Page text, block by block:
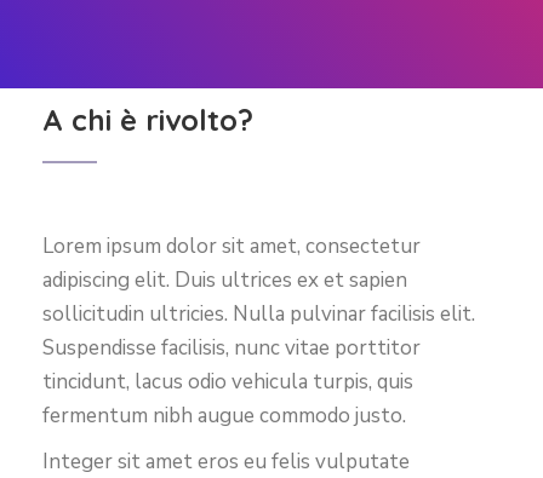
A chi è rivolto?
Lorem ipsum dolor sit amet, consectetur
adipiscing elit. Duis ultrices ex et sapien
sollicitudin ultricies. Nulla pulvinar facilisis elit.
Suspendisse facilisis, nunc vitae porttitor
tincidunt, lacus odio vehicula turpis, quis
fermentum nibh augue commodo justo.
Integer sit amet eros eu felis vulputate